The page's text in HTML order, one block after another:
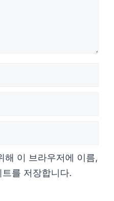
해 이 브라우저에 이름,
를 저장합니다.